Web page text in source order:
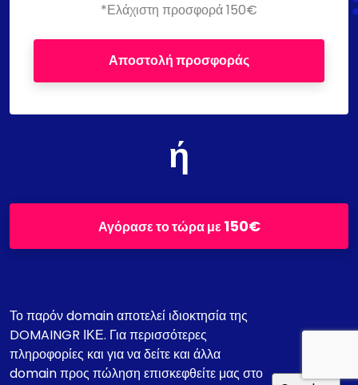
*Ελάχιστη προσφορά 150€
Αποστολή προσφοράς
ή
Αγόρασε το τώρα με150€
Το παρόν domain αποτελεί ιδιοκτησία της
DOMAINGR ΙΚΕ. Για περισσότερες
πληροφορίες και για να δείτε και άλλα
domain προς πώληση επισκεφθείτε μας στο